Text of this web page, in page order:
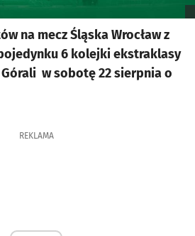
na mecz Śląska Wrocław z
6 kolejki ekstraklasy
w sobotę 22 sierpnia o
REKLAMA